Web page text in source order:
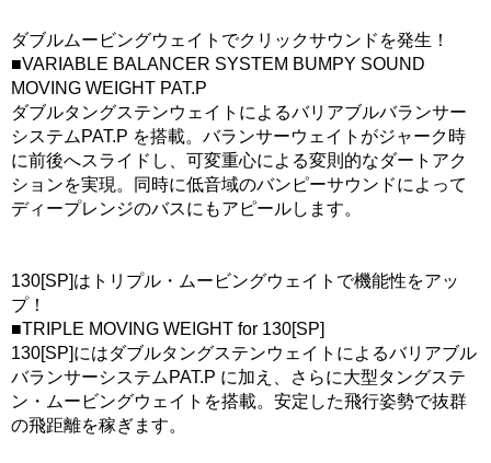
ダブルムービングウェイトでクリックサウンドを発生！
■VARIABLE BALANCER SYSTEM BUMPY SOUND
MOVING WEIGHT PAT.P
ダブルタングステンウェイトによるバリアブルバランサー
システムPAT.P を搭載。バランサーウェイトがジャーク時
に前後へスライドし、可変重心による変則的なダートアク
ションを実現。同時に低音域のバンピーサウンドによって
ディープレンジのバスにもアピールします。
130[SP]はトリプル・ムービングウェイトで機能性をアッ
プ！
■TRIPLE MOVING WEIGHT for 130[SP]
130[SP]にはダブルタングステンウェイトによるバリアブル
バランサーシステムPAT.P に加え、さらに大型タングステ
ン・ムービングウェイトを搭載。安定した飛行姿勢で抜群
の飛距離を稼ぎます。